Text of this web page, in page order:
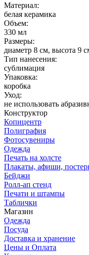
Материал:
белая керамика
Объем:
330 мл
Размеры:
диаметр 8 см, высота 9
Тип нанесения:
сублимация
Упаковка:
коробка
Уход:
не использовать
Конструктор
Копицентр
Полиграфия
Фотосувениры
Одежда
Печать на холсте
Плакаты, афиши,
Бейджи
Ролл-ап стенд
Печати и штампы
Таблички
Магазин
Одежда
Посуда
Доставка и хранение
Цены и Оплата